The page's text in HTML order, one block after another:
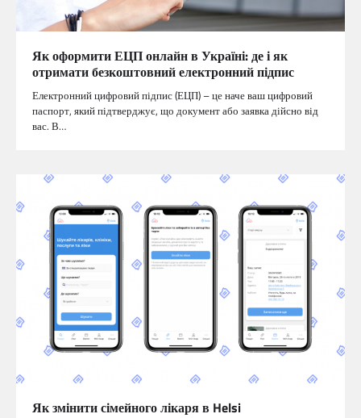
Як оформити ЕЦП онлайн в Україні: де і як
отримати безкоштовний електронний підпис
Електронний цифровий підпис (ЕЦП) – це наче ваш цифровий
паспорт, який підтверджує, що документ або заявка дійсно від
вас. В…
Як змінити сімейного лікаря в Helsi